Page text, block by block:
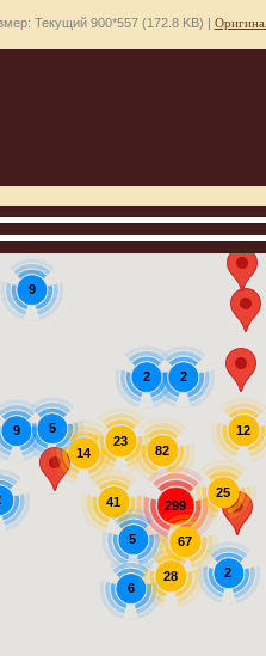
Текущий 900*557 (172.8 KB) |
299
23
82
5
6
28
12
41
5
2
14
25
9
2
9
67
2